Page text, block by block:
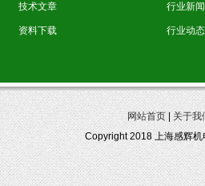
技术文章
资料下载
行业新闻
行业动态
网站首页|关于我
Copyright 2018 上海感辉